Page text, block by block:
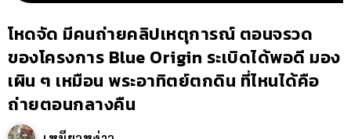
โหดจัด มีคนถ่ายคลิปเหตุการณ์ ตอนจรวด
ของโครงการ Blue Origin ระเบิดได้พอดี มอง
เผิน ๆ เหมือน พระอาทิตย์ตกดิน ที่ไหนได้คือ
ถ่ายตอนกลางคืน